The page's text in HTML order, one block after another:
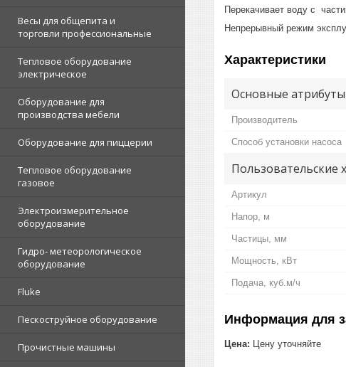
Весы для общепита и
торговли профессиональные
Тепловое оборудование
электрическое
Оборудование для
производства мебели
Оборудование для пиццерии
Тепловое оборудование
газовое
Электроизмерительное
оборудование
Гидро- метеорологическое
оборудование
Fluke
Пескоструйное оборудование
Прочистные машины
Перекачивает воду с
Непрерывный режим
Характеристики
Основные атрибуты
Производитель
Способ установки насоса
Пользовательские
Артикул
Напор, м
Частицы, мм
Мощность, кВт
Подача, куб.м/ч
Информация для
Цена: Цену уточняйте